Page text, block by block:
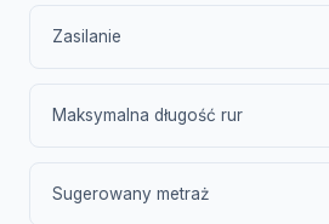
Zasilanie
Maksymalna długość rur
Sugerowany metraż